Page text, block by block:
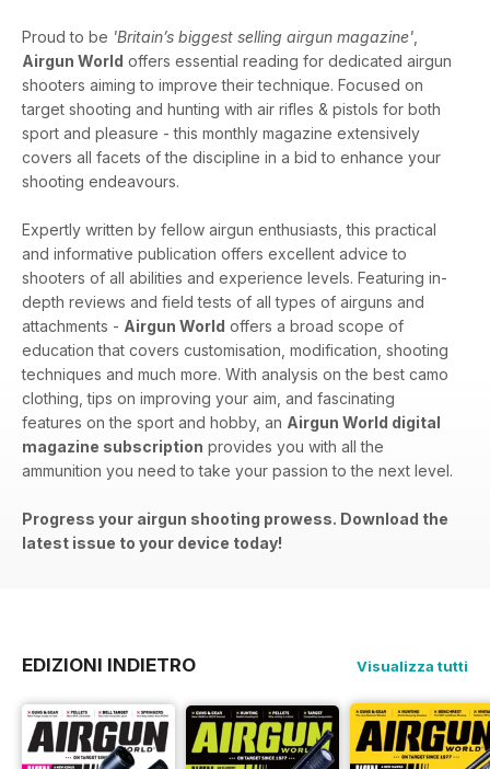
Proud to be 'Britain’s biggest selling airgun magazine'
Airgun World offers essential reading for dedicated airgun
shooters aiming to improve their technique. Focused on
target shooting and hunting with air rifles & pistols for both
sport and pleasure - this monthly magazine extensively
covers all facets of the discipline in a bid to enhance your
shooting endeavours.
Expertly written by fellow airgun enthusiasts, this practical
and informative publication offers excellent advice to
shooters of all abilities and experience levels. Featuring in-
depth reviews and field tests of all types of airguns and
attachments - Airgun World offers a broad scope of
education that covers customisation, modification, shooting
techniques and much more. With analysis on the best camo
clothing, tips on improving your aim, and fascinating
features on the sport and hobby, an Airgun World digital
magazine subscription provides you with all the
ammunition you need to take your passion to the next level.
Progress your airgun shooting prowess. Download the
latest issue to your device today!
EDIZIONI INDIETRO Visualizza tutti